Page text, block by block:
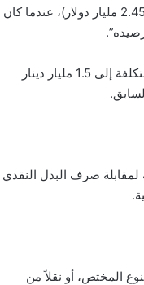
وبيّنت المصادر أن التقديرات المبدئية لكلفة تمويل هذا البند وفقاً للقرار السابق بلغت نحو 750 مليون دينار (2.45 مليار دولار)، عندما كان
ونوّهت بأن تعديل القرار من خلال استبعاد تقدير الامتياز ورفع شرط السقف الأعلى من المتوقع أن يضاعف التكلفة إلى 1.5 مليار دينار
لمقابلة صرف البدل النقدي
المختص، أو نقلاً من